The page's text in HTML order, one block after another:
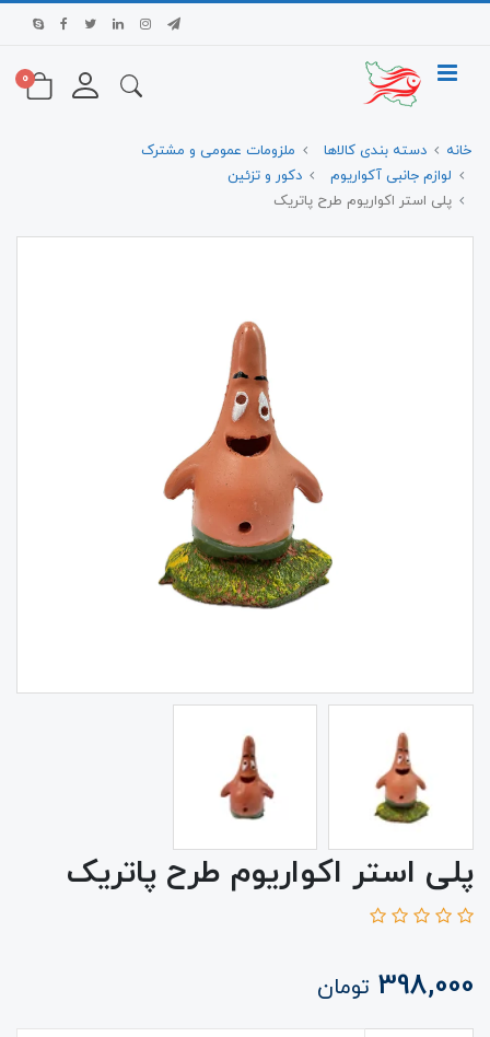
0
خانه دسته بندی کالاها
ملزومات عمومی و مشترک
لوازم جانبی آکواریوم
دکور و تزئین
پلی استر اکواریوم طرح پاتریک
پلی استر اکواریوم طرح پاتریک
398,000 تومان